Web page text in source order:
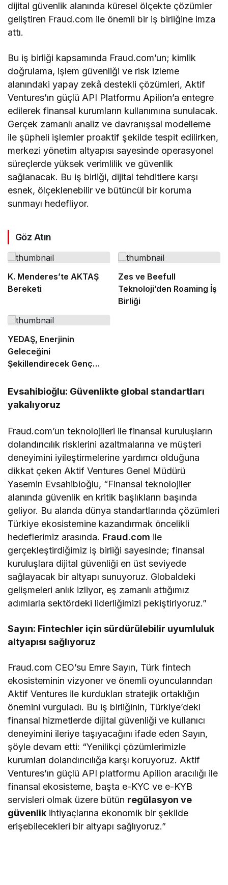
dijital güvenlik alanında küresel ölçekte çözümler
geliştiren Fraud.com ile önemli bir iş birliğine imza
attı.
Bu iş birliği kapsamında Fraud.com’un; kimlik
doğrulama, işlem güvenliği ve risk izleme
alanındaki yapay zekâ destekli çözümleri, Aktif
Ventures’ın güçlü API Platformu Apilion’a entegre
edilerek finansal kurumların kullanımına sunulacak.
Gerçek zamanlı analiz ve davranışsal modelleme
ile şüpheli işlemler proaktif şekilde tespit edilirken,
merkezi yönetim altyapısı sayesinde operasyonel
süreçlerde yüksek verimlilik ve güvenlik
sağlanacak. Bu iş birliği, dijital tehditlere karşı
esnek, ölçeklenebilir ve bütüncül bir koruma
sunmayı hedefliyor.
Göz Atın
K. Menderes’te AKTAŞ
Bereketi
Zes ve Beefull
Teknoloji’den Roaming İş
Birliği
YEDAŞ, Enerjinin
Geleceğini
Şekillendirecek Genç
Evsahibioğlu: Güvenlikte global standartları
yakalıyoruz
Fraud.com’un teknolojileri ile finansal kuruluşların
dolandırıcılık risklerini azaltmalarına ve müşteri
deneyimini iyileştirmelerine yardımcı olduğuna
dikkat çeken Aktif Ventures Genel Müdürü
Yasemin Evsahibioğlu, “Finansal teknolojiler
alanında güvenlik en kritik başlıkların başında
geliyor. Bu alanda dünya standartlarında çözümleri
Türkiye ekosistemine kazandırmak öncelikli
hedeflerimiz arasında. Fraud.com ile
gerçekleştirdiğimiz iş birliği sayesinde; finansal
kuruluşlara dijital güvenliği en üst seviyede
sağlayacak bir altyapı sunuyoruz. Globaldeki
gelişmeleri anlık izliyor, eş zamanlı attığımız
adımlarla sektördeki liderliğimizi pekiştiriyoruz.”
Sayın: Fintechler için sürdürülebilir uyumluluk
altyapısı sağlıyoruz
Fraud.com CEO’su Emre Sayın, Türk fintech
ekosisteminin vizyoner ve önemli oyuncularından
Aktif Ventures ile kurdukları stratejik ortaklığın
önemini vurguladı. Bu iş birliğinin, Türkiye’deki
finansal hizmetlerde dijital güvenliği ve kullanıcı
deneyimini ileriye taşıyacağını ifade eden Sayın,
şöyle devam etti: “Yenilikçi çözümlerimizle
kurumları dolandırıcılığa karşı koruyoruz. Aktif
Ventures’ın güçlü API platformu Apilion aracılığı ile
finansal ekosisteme, başta e-KYC ve e-KYB
servisleri olmak üzere bütün regülasyon ve
güvenlik ihtiyaçlarına ekonomik bir şekilde
erişebilecekleri bir altyapı sağlıyoruz.”